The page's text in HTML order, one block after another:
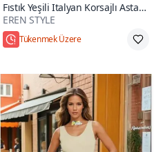
Fıstık Yeşili Italyan Korsajlı Astarlı
İpek Wes Pantolon
EREN STYLE
Tükenmek Üzere